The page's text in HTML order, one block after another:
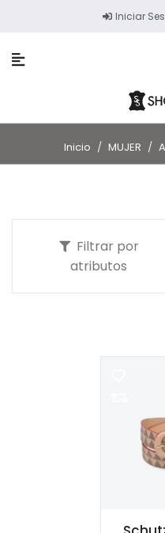
Iniciar
Inicio / MUJER /
Filtrar por
atributos